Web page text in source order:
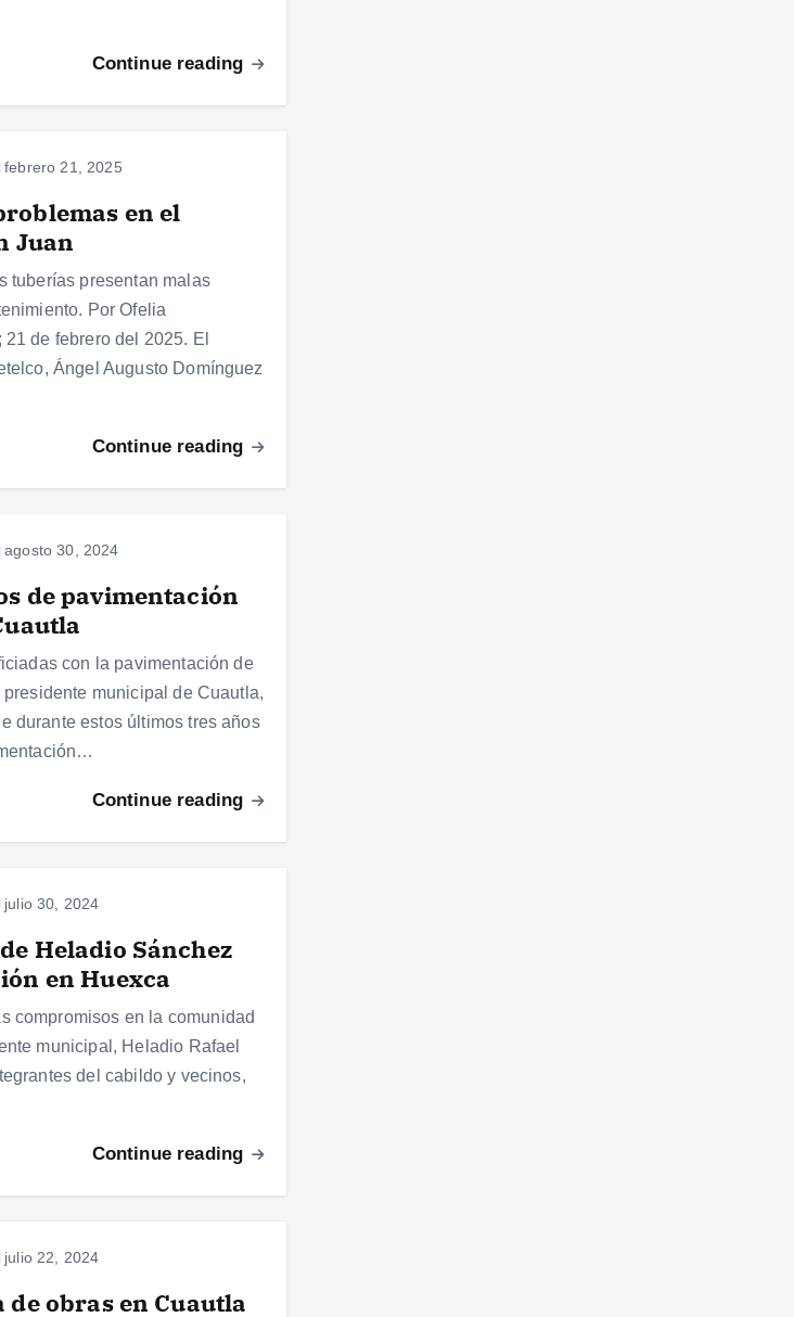
Continue reading
febrero 21, 2025
en el
Juan
tuberías presentan malas
Por Ofelia
de febrero del 2025. El
Ángel Augusto Domínguez
Continue reading
agosto 30, 2024
de pavimentación
con la pavimentación de
municipal de Cuautla,
durante estos últimos tres años
Continue reading
julio 30, 2024
Heladio Sánchez
en Huexca
compromisos en la comunidad
municipal, Heladio Rafael
del cabildo y vecinos,
Continue reading
julio 22, 2024
obras en Cuautla